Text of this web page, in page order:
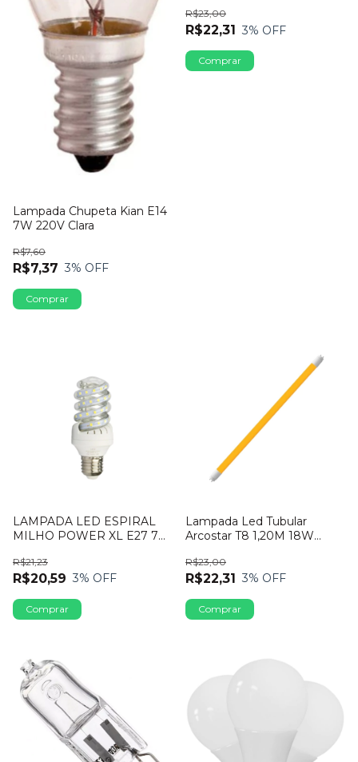
Lampada Chupeta Kian E14
7W 220V Clara
R$7,37
R$7,60
3% OFF
R$22,31
R$23,00
3% OFF
LAMPADA LED ESPIRAL
MILHO POWER XL E27 7W
R$20,59
R$21,23
3% OFF
Lampada Led Tubular
Arcostar T8 1,20M 18W
R$22,31
R$23,00
3% OFF